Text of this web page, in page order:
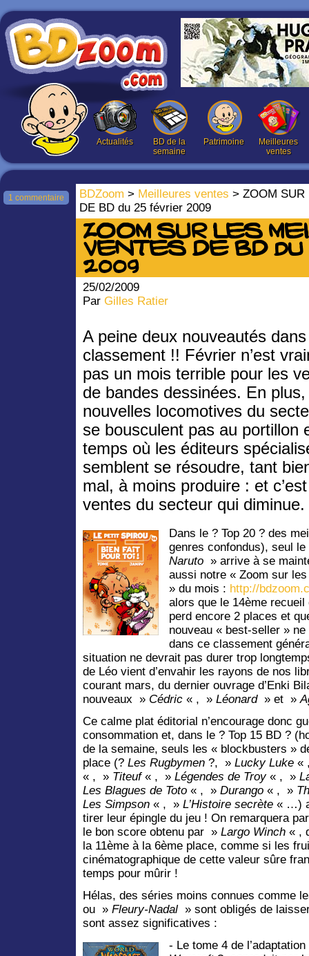
Actualités
BD de la
semaine
Patrimoine
Meilleures
ventes
BDZoom > Meilleures ventes > ZOOM SUR
DE BD du 25 février 2009
1 commentaire
ZOOM SUR LES
VENTES DE BD
2009
25/02/2009
Par Gilles Ratier
A peine deux nouveautés
classement !! Février n’est
pas un mois terrible pour les
de bandes dessinées. En
nouvelles locomotives du
se bousculent pas au portillon
temps où les éditeurs
semblent se résoudre, tant
mal, à moins produire : et
ventes du secteur qui diminue.
Dans le ? Top 20 ? des
genres confondus), seul
Naruto » arrive à se
aussi notre « Zoom sur
» du mois : http://
alors que le 14ème
perd encore 2 places et
nouveau « best-seller »
dans ce classement
situation ne devrait pas durer trop
de Léo vient d’envahir les rayons de nos
courant mars, du dernier ouvrage d’Enki
nouveaux » Cédric « , » Léonard» et »
Ce calme plat éditorial n’encourage donc
consommation et, dans le ? Top 15 BD ?
de la semaine, seuls les « blockbusters »
place (? Les Rugbymen ?, » Lucky Luke «
« , » Titeuf« , » Légendes de Troy« , »
Les Blagues de Toto « , » Durango « , »
Les Simpson « , » L’Histoire secrète « …)
tirer leur épingle du jeu ! On remarquera
le bon score obtenu par » Largo Winch « ,
la 11ème à la 6ème place, comme si les
cinématographique de cette valeur sûre
temps pour mûrir !
Hélas, des séries moins connues comme
ou » Fleury-Nadal » sont obligés de
sont assez significatives :
- Le tome 4 de